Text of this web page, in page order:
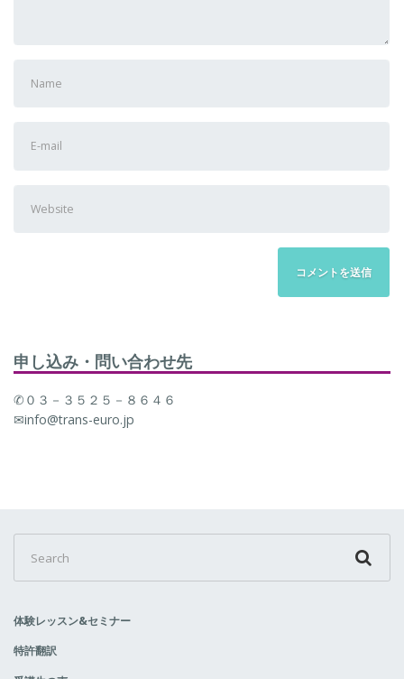
and
name
mail
申し込み・問い合わせ先
✆０３－３５２５－８６４６
✉info@trans-euro.jp
for:
体験レッスン&セミナー
特許翻訳